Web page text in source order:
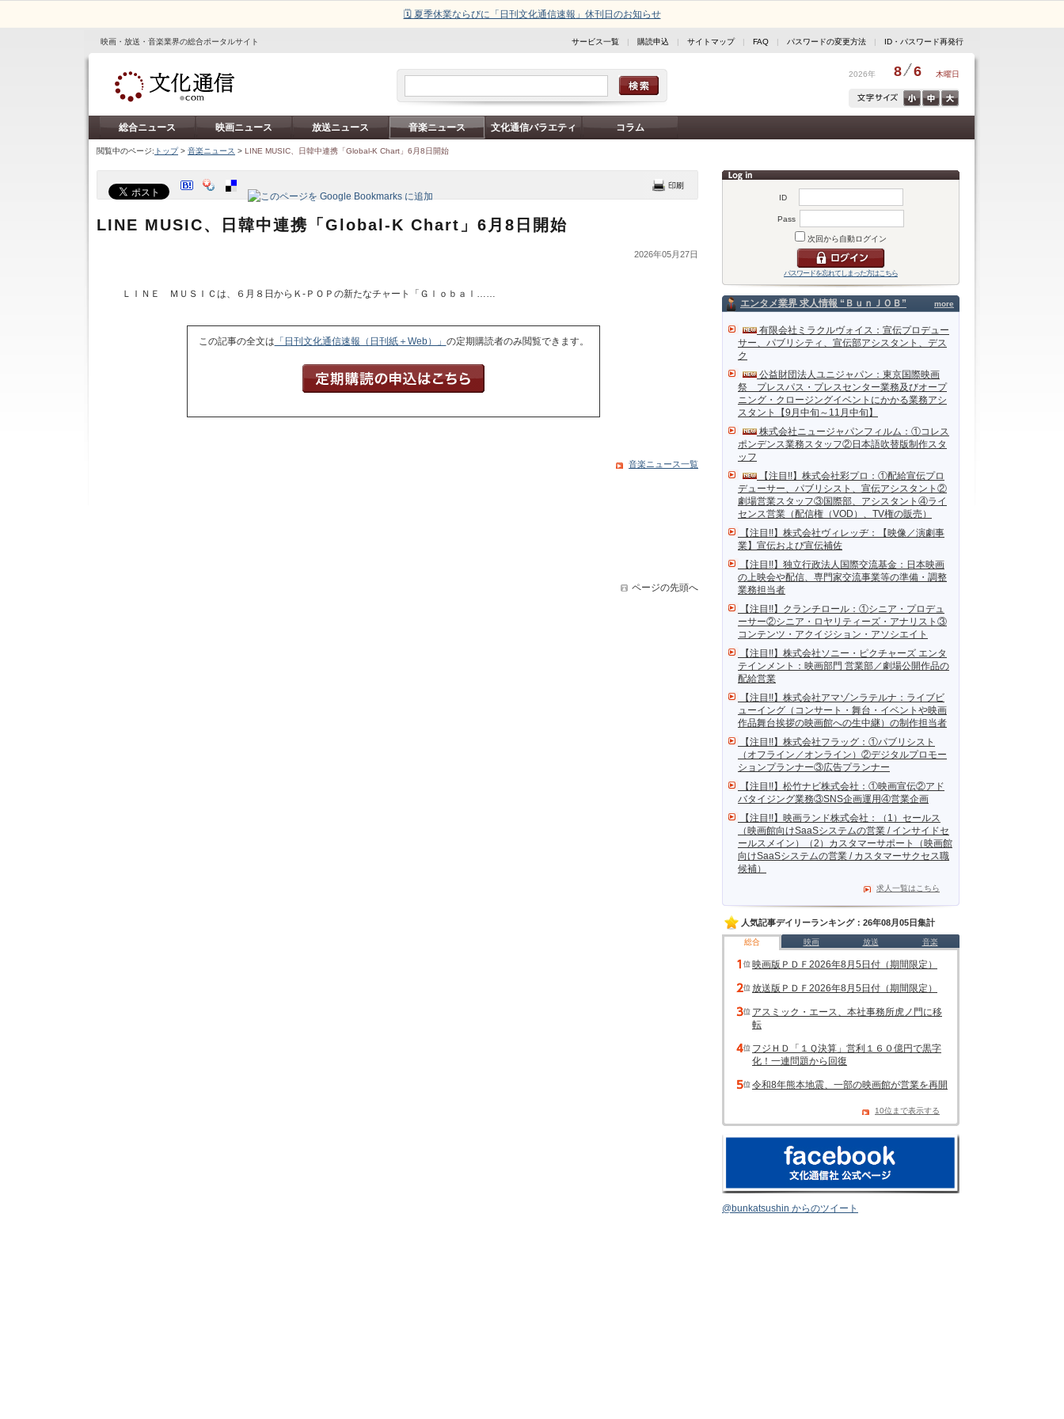
🗓️ 夏季休業ならびに「日刊文化通信速報」休刊日のお知らせ
映画・放送・音楽業界の総合ポータルサイト サービス一覧 | 購読申込 | サイトマップ| FAQ | パスワードの変更方法 | ID・パスワード再発行
2026年 8 6 木曜日
総合ニュース 映画ニュース 放送ニュース 音楽ニュース 文化通信バラエティ コラム
閲覧中のページ: トップ> 音楽ニュース > LINE MUSIC、日韓中連携「Global-K Chart」6月8日開始
ID
Pass
次回から自動ログイン
パスワードを忘れてしまった方はこちら
more
エンタメ業界 求人情報 “ＢｕｎＪＯＢ”
有限会社ミラクルヴォイス：宣伝プロデュー
サー、パブリシティ、宣伝部アシスタント、デス
ク
公益財団法人ユニジャパン：東京国際映画
祭 プレスパス・プレスセンター業務及びオープ
ニング・クロージングイベントにかかる業務アシ
スタント【9月中旬～11月中旬】
株式会社ニュージャパンフィルム：①コレス
ポンデンス業務スタッフ②日本語吹替版制作スタ
ッフ
【注目!!】株式会社彩プロ：①配給宣伝プロ
デューサー、パブリシスト、宣伝アシスタント②
劇場営業スタッフ③国際部、アシスタント④ライ
センス営業（配信権（VOD）、TV権の販売）
【注目!!】株式会社ヴィレッヂ：【映像／演劇事
業】宣伝および宣伝補佐
【注目!!】独立行政法人国際交流基金：日本映画
の上映会や配信、専門家交流事業等の準備・調整
業務担当者
【注目!!】クランチロール：①シニア・プロデュ
ーサー②シニア・ロヤリティーズ・アナリスト③
コンテンツ・アクイジション・アソシエイト
【注目!!】株式会社ソニー・ピクチャーズ エンタ
テインメント：映画部門 営業部／劇場公開作品の
配給営業
【注目!!】株式会社アマゾンラテルナ：ライブビ
ューイング（コンサート・舞台・イベントや映画
作品舞台挨拶の映画館への生中継）の制作担当者
【注目!!】株式会社フラッグ：①パブリシスト
（オフライン／オンライン）②デジタルプロモー
ションプランナー③広告プランナー
【注目!!】松竹ナビ株式会社：①映画宣伝②アド
バタイジング業務③SNS企画運用④営業企画
【注目!!】映画ランド株式会社：（1）セールス
（映画館向けSaaSシステムの営業 / インサイドセ
ールスメイン）（2）カスタマーサポート（映画館
向けSaaSシステムの営業 / カスタマーサクセス職
候補）
求人一覧はこちら
人気記事デイリーランキング：26年08月05日集計
総合 映画 放送 音楽
映画版ＰＤＦ2026年8月5日付（期間限定）
放送版ＰＤＦ2026年8月5日付（期間限定）
アスミック・エース、本社事務所虎ノ門に移
転
フジＨＤ「１Ｑ決算」営利１６０億円で黒字
化！一連問題から回復
令和8年熊本地震、一部の映画館が営業を再開
10位まで表示する
@bunkatsushin からのツイート
LINE MUSIC、日韓中連携「Global-K Chart」6月8日開始
2026年05月27日
ＬＩＮＥ ＭＵＳＩＣは、６月８日からＫ‐ＰＯＰの新たなチャート「Ｇｌｏｂａｌ……
この記事の全文は 「日刊文化通信速報（日刊紙＋Web）」 の定期購読者のみ閲覧できます。
音楽ニュース一覧
ページの先頭へ